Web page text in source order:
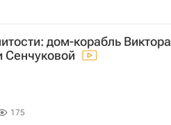
дом-корабль Виктора
Сенчуковой
175